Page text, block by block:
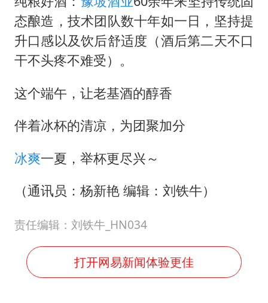
态酿造，技术团队数十年如一日，坚持提
升口感以及饮后舒适度（酒后第二天不口
干不头疼不难受）。
这个端午，让老基酒的醇香
伴着冰杯的清凉，为团聚加分
冰爽一夏，举杯更尽兴～
（通讯员：杨新艳 编辑：刘铁牛）
责任编辑：刘铁牛_HN034
打开网易新闻体验更佳